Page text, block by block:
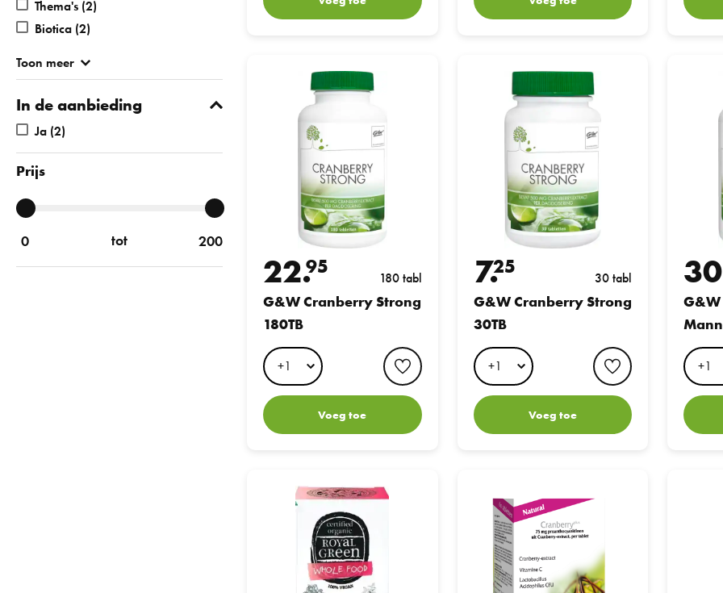
Thema's (2)
Biotica (2)
Toon meer
In de aanbieding
Ja (2)
Prijs
tot
22.
95 180 tabl
G&W Cranberry Strong
180TB
favorite button
Voeg toe
7.
25 30 tabl
G&W Cranberry Strong
30TB
favorite button
Voeg toe